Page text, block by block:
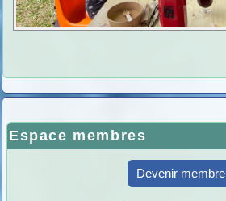
Espace membres
Devenir membre